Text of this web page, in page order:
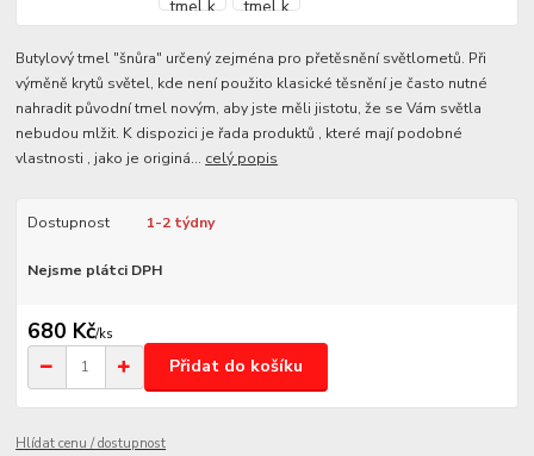
Butylový tmel "šnůra" určený zejména pro přetěsnění světlometů. Při
výměně krytů světel, kde není použito klasické těsnění je často nutné
nahradit původní tmel novým, aby jste měli jistotu, že se Vám světla
nebudou mlžit. K dispozici je řada produktů , které mají podobné
vlastnosti , jako je originá... celý popis
Dostupnost 1-2 týdny
Nejsme plátci DPH
680 Kč/ks
Přidat do košíku
Hlídat cenu / dostupnost